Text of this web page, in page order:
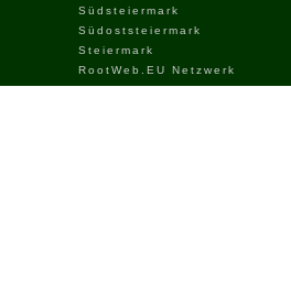
Südsteiermark
Südoststeiermark
Steiermark
RootWeb.EU Netzwerk